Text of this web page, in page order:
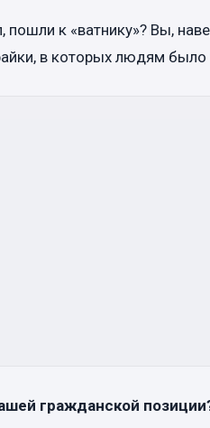
к «ватнику»? Вы,
в которых людям было
гражданской